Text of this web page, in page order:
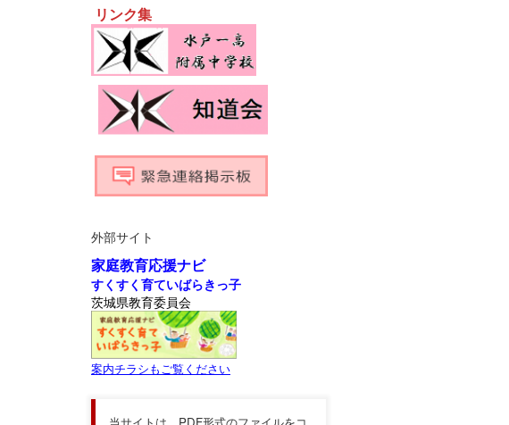
リンク集
外部サイト
家庭教育応援ナビ
すくすく育ていばらきっ子
茨城県教育委員会
案内チラシもご覧ください